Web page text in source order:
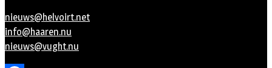
nieuws@helvoirt.net
info@haaren.nu
nieuws@vught.nu